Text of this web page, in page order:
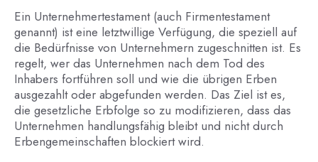
Ein Unternehmertestament (auch Firmentestament
genannt) ist eine letztwillige Verfügung, die speziell auf
die Bedürfnisse von Unternehmern zugeschnitten ist. Es
regelt, wer das Unternehmen nach dem Tod des
Inhabers fortführen soll und wie die übrigen Erben
ausgezahlt oder abgefunden werden. Das Ziel ist es,
die gesetzliche Erbfolge so zu modifizieren, dass das
Unternehmen handlungsfähig bleibt und nicht durch
Erbengemeinschaften blockiert wird.